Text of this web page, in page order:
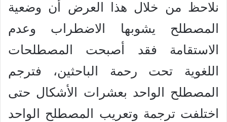
نلاحظ من خلال هذا العرض أن وضعية
المصطلح يشوبها الاضطراب وعدم
الاستقامة فقد أصبحت المصطلحات
اللغوية تحت رحمة الباحثين، فترجم
المصطلح الواحد بعشرات الأشكال حتى
اختلفت ترجمة وتعريب المصطلح الواحد